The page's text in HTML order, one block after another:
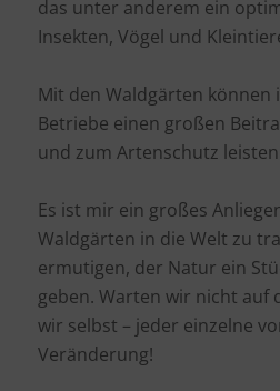
das unter anderem ein
Insekten, Vögel und
Mit den Waldgärten können
Betriebe einen großen
und zum Artenschutz
Es ist mir ein großes
Waldgärten in die Welt zu
ermutigen, der Natur ein
geben. Warten wir nicht auf
wir selbst – jeder einzelne
Veränderung!